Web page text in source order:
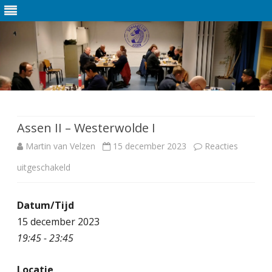
de
inhoud
Assen II – Westerwolde I
Martin van Velzen 15 december 2023
Reacties
uitgeschakeld
o
Datum/Tijd
15 december 2023
19:45 - 23:45